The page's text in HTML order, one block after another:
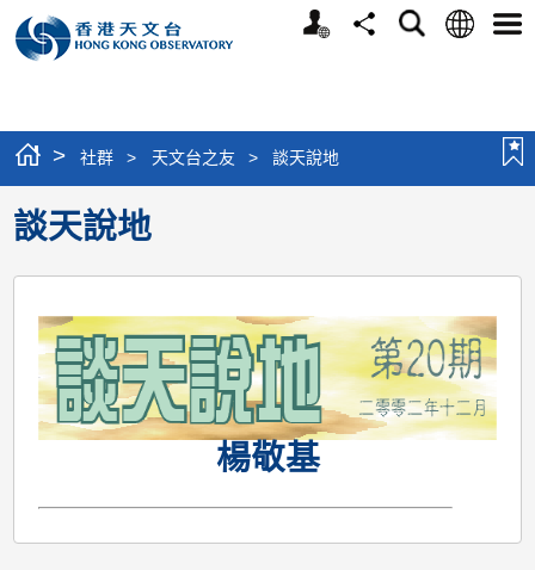
個
分
搜
語
選
> 社群 > 天文台之友 > 談天說地
談天說地
楊敬基